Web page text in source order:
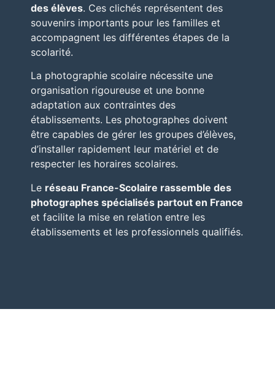
des élèves. Ces clichés représentent des
souvenirs importants pour les familles et
accompagnent les différentes étapes de la
scolarité.
La photographie scolaire nécessite une
organisation rigoureuse et une bonne
adaptation aux contraintes des
établissements. Les photographes doivent
être capables de gérer les groupes d’élèves,
d’installer rapidement leur matériel et de
respecter les horaires scolaires.
Le réseau France-Scolaire rassemble des
photographes spécialisés partout en France
et facilite la mise en relation entre les
établissements et les professionnels qualifiés.